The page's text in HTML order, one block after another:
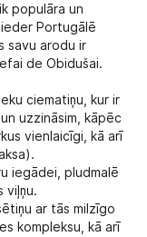
populāra un
Portugālē
savu arodu ir
de Obidušai.
ciematiņu, kur ir
uzzināsim, kāpēc
vienlaicīgi, kā arī
iegādei, pludmalē
viļņu.
ar tās milzīgo
kompleksu, kā arī